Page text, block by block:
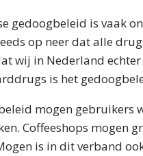
gedoogbeleid is vaak
op neer dat alle
wij in Nederland
is het
mogen gebruikers
Coffeeshops mogen
is in dit verband